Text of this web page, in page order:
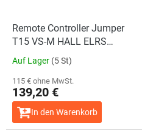
Remote Controller Jumper
T15 VS-M HALL ELRS
868MHz Yellow
Auf Lager (5 St)
115 € ohne MwSt.
139,20 €
In den Warenkorb